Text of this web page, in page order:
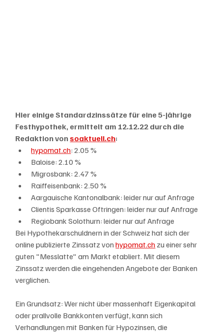
Hier einige Standardzinssätze für eine 5-jährige
Festhypothek, ermittelt am 12.12.22 durch die
Redaktion von soaktuell.ch:
hypomat.ch: 2.05 %
Baloise: 2.10 %
Migrosbank: 2.47 %
Raiffeisenbank: 2.50 %
Aargauische Kantonalbank: leider nur auf Anfrage
Clientis Sparkasse Oftringen: leider nur auf Anfrage
Regiobank Solothurn: leider nur auf Anfrage
Bei Hypothekarschuldnern in der Schweiz hat sich der
online publizierte Zinssatz von hypomat.ch zu einer sehr
guten "Messlatte" am Markt etabliert. Mit diesem
Zinssatz werden die eingehenden Angebote der Banken
verglichen.
Ein Grundsatz: Wer nicht über massenhaft Eigenkapital
oder prallvolle Bankkonten verfügt, kann sich
Verhandlungen mit Banken für Hypozinsen, die